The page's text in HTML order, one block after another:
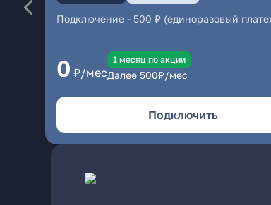
Подключение - 500 ₽ (единоразовый
0 ₽/мес
1 месяц по акции
Далее 500₽/мес
Подключить